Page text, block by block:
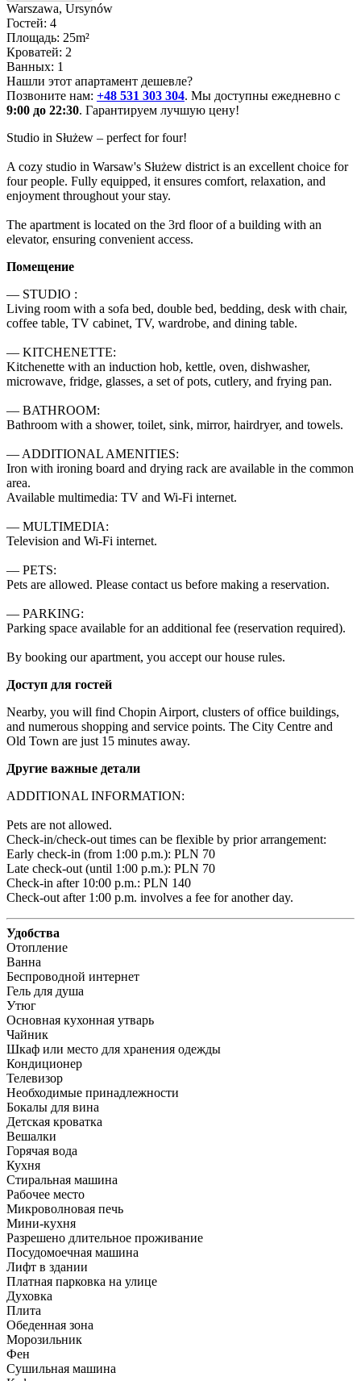
Warszawa, Ursynów
Гостей: 4
Площадь: 25m²
Кроватей: 2
Ванных: 1
Нашли этот апартамент дешевле?
Позвоните нам: +48 531 303 304. Мы доступны ежедневно с
9:00 до 22:30. Гарантируем лучшую цену!
Studio in Służew – perfect for four!
A cozy studio in Warsaw's Służew district is an excellent choice for
four people. Fully equipped, it ensures comfort, relaxation, and
enjoyment throughout your stay.
The apartment is located on the 3rd floor of a building with an
elevator, ensuring convenient access.
Помещение
— STUDIO :
Living room with a sofa bed, double bed, bedding, desk with chair,
coffee table, TV cabinet, TV, wardrobe, and dining table.
— KITCHENETTE:
Kitchenette with an induction hob, kettle, oven, dishwasher,
microwave, fridge, glasses, a set of pots, cutlery, and frying pan.
— BATHROOM:
Bathroom with a shower, toilet, sink, mirror, hairdryer, and towels.
— ADDITIONAL AMENITIES:
Iron with ironing board and drying rack are available in the common
area.
Available multimedia: TV and Wi-Fi internet.
— MULTIMEDIA:
Television and Wi-Fi internet.
— PETS:
Pets are allowed. Please contact us before making a reservation.
— PARKING:
Parking space available for an additional fee (reservation required).
By booking our apartment, you accept our house rules.
Доступ для гостей
Nearby, you will find Chopin Airport, clusters of office buildings,
and numerous shopping and service points. The City Centre and
Old Town are just 15 minutes away.
Другие важные детали
ADDITIONAL INFORMATION:
Pets are not allowed.
Check-in/check-out times can be flexible by prior arrangement:
Early check-in (from 1:00 p.m.): PLN 70
Late check-out (until 1:00 p.m.): PLN 70
Check-in after 10:00 p.m.: PLN 140
Check-out after 1:00 p.m. involves a fee for another day.
Удобства
Отопление
Ванна
Беспроводной интернет
Гель для душа
Утюг
Основная кухонная утварь
Чайник
Шкаф или место для хранения одежды
Кондиционер
Телевизор
Необходимые принадлежности
Бокалы для вина
Детская кроватка
Вешалки
Горячая вода
Кухня
Стиральная машина
Рабочее место
Микроволновая печь
Мини-кухня
Разрешено длительное проживание
Посудомоечная машина
Лифт в здании
Платная парковка на улице
Духовка
Плита
Обеденная зона
Морозильник
Фен
Сушильная машина